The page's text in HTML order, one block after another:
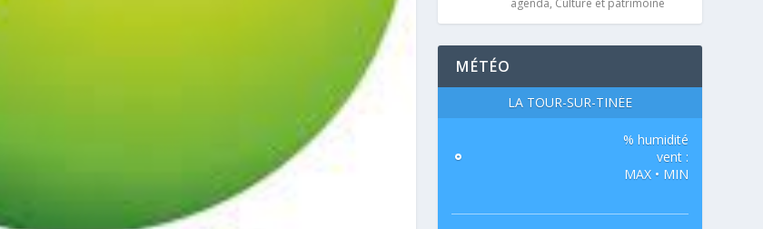
agenda, Culture et patrimoine
MÉTÉO
LA TOUR-SUR-TINÉE
°
% humidité
vent :
MAX • MIN